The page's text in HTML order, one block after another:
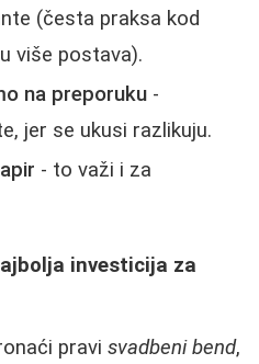
(česta praksa kod
više postava).
na preporuku -
jer se ukusi razlikuju.
- to važi i za
investicija za
pravi svadbeni bend,